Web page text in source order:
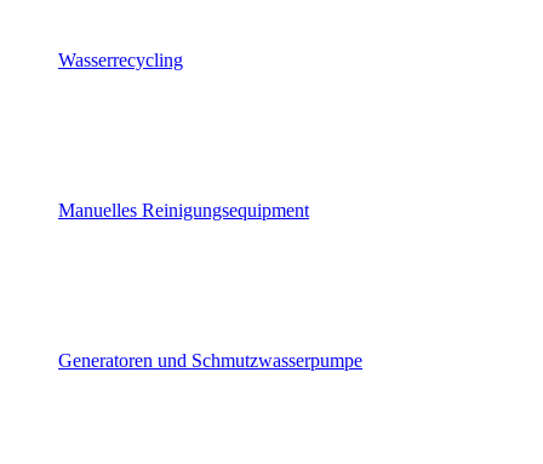
Wasserrecycling
Manuelles Reinigungsequipment
Generatoren und Schmutzwasserpumpe